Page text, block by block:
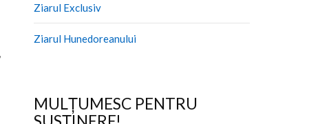
Ziarul Exclusiv
Ziarul Hunedoreanului
MULȚUMESC PENTRU